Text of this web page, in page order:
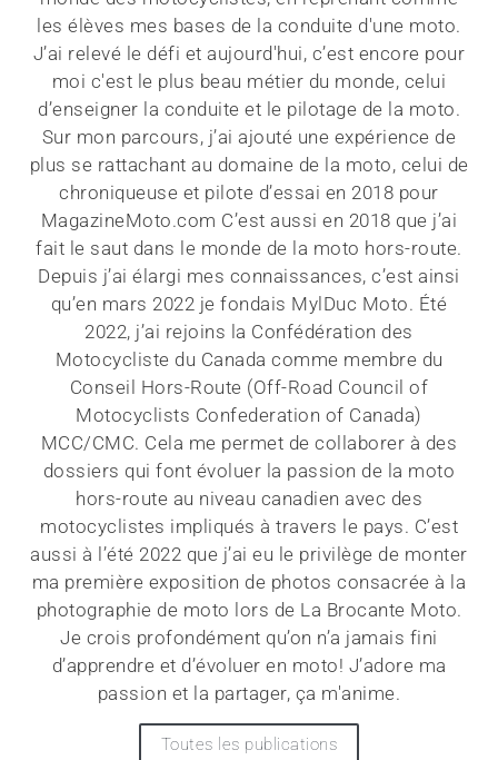
les élèves mes bases de la conduite d'une moto.
J’ai relevé le défi et aujourd'hui, c’est encore pour
moi c'est le plus beau métier du monde, celui
d’enseigner la conduite et le pilotage de la moto.
Sur mon parcours, j’ai ajouté une expérience de
plus se rattachant au domaine de la moto, celui de
chroniqueuse et pilote d’essai en 2018 pour
MagazineMoto.com C’est aussi en 2018 que j’ai
fait le saut dans le monde de la moto hors-route.
Depuis j’ai élargi mes connaissances, c’est ainsi
qu’en mars 2022 je fondais MylDuc Moto. Été
2022, j’ai rejoins la Confédération des
Motocycliste du Canada comme membre du
Conseil Hors-Route (Off-Road Council of
Motocyclists Confederation of Canada)
MCC/CMC. Cela me permet de collaborer à des
dossiers qui font évoluer la passion de la moto
hors-route au niveau canadien avec des
motocyclistes impliqués à travers le pays. C’est
aussi à l’été 2022 que j’ai eu le privilège de monter
ma première exposition de photos consacrée à la
photographie de moto lors de La Brocante Moto.
Je crois profondément qu’on n’a jamais fini
d’apprendre et d’évoluer en moto! J’adore ma
passion et la partager, ça m'anime.
Toutes les publications